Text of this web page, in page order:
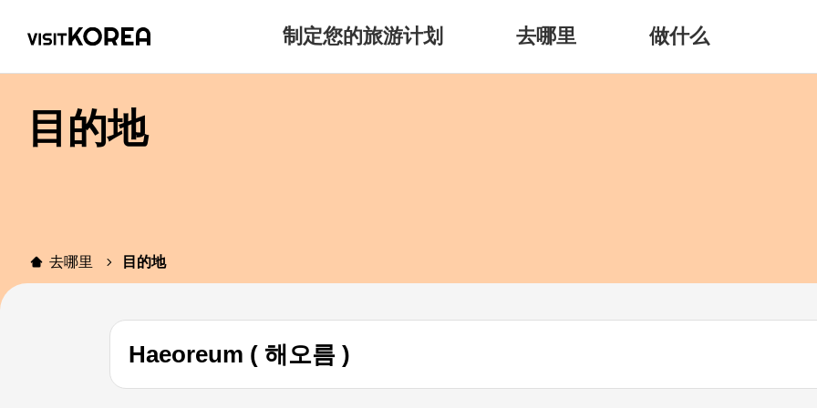
制定您的旅游计划 去哪里 做什么
目的地
去哪里 目的地
Haeoreum ( 해오름 )